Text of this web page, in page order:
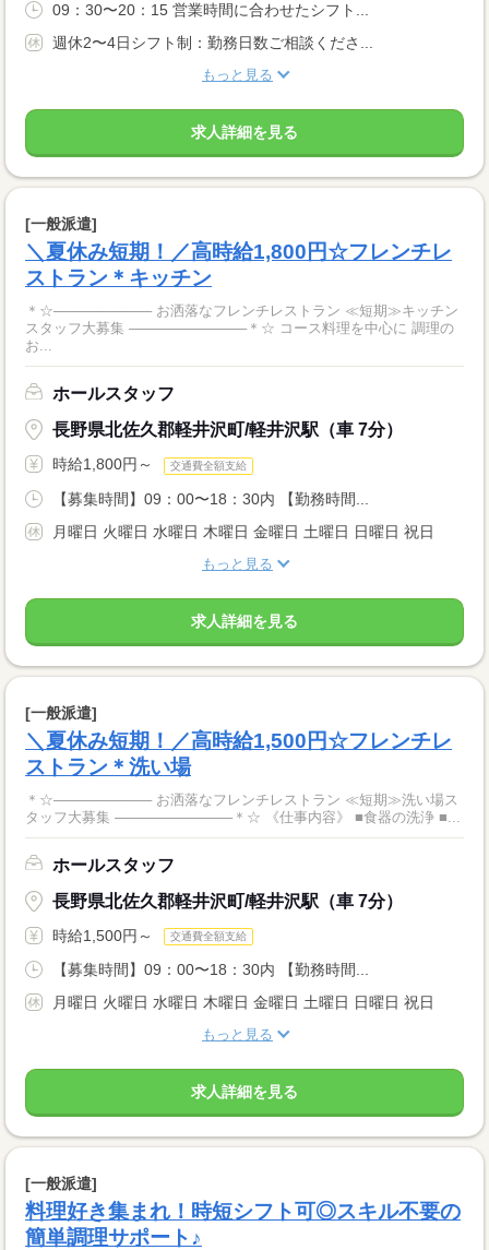
09：30〜20：15 営業時間に合わせたシフト...
週休2〜4日シフト制：勤務日数ご相談くださ...
もっと見る
求人詳細を見る
[一般派遣]
＼夏休み短期！／高時給1,800円☆フレンチレ
ストラン＊キッチン
＊☆────────── お洒落なフレンチレストラン ≪短期≫キッチン
スタッフ大募集 ────────────＊☆ コース料理を中心に 調理の
お...
ホールスタッフ
長野県北佐久郡軽井沢町/軽井沢駅（車 7分）
時給1,800円～ 交通費全額支給
【募集時間】09：00〜18：30内 【勤務時間...
月曜日 火曜日 水曜日 木曜日 金曜日 土曜日 日曜日 祝日
もっと見る
求人詳細を見る
[一般派遣]
＼夏休み短期！／高時給1,500円☆フレンチレ
ストラン＊洗い場
＊☆────────── お洒落なフレンチレストラン ≪短期≫洗い場ス
タッフ大募集 ────────────＊☆ 《仕事内容》 ■食器の洗浄 ■...
ホールスタッフ
長野県北佐久郡軽井沢町/軽井沢駅（車 7分）
時給1,500円～ 交通費全額支給
【募集時間】09：00〜18：30内 【勤務時間...
月曜日 火曜日 水曜日 木曜日 金曜日 土曜日 日曜日 祝日
もっと見る
求人詳細を見る
[一般派遣]
料理好き集まれ！時短シフト可◎スキル不要の
簡単調理サポート♪